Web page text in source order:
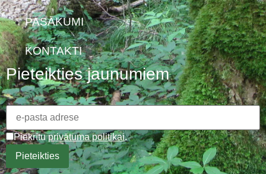
PASĀKUMI
KONTAKTI
Pieteikties jaunumiem
Piekrītuprivātuma politikai.